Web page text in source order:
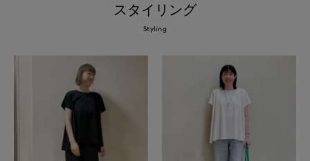
スタイリング
Styling